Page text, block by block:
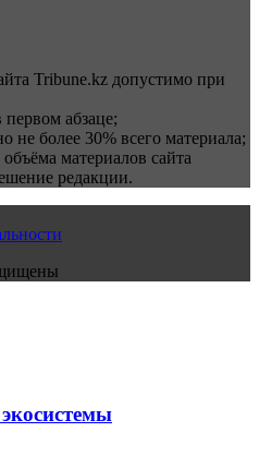
Tribune.kz допустимо при
абзаце;
более 30% всего материала;
материалов сайта
редакции.